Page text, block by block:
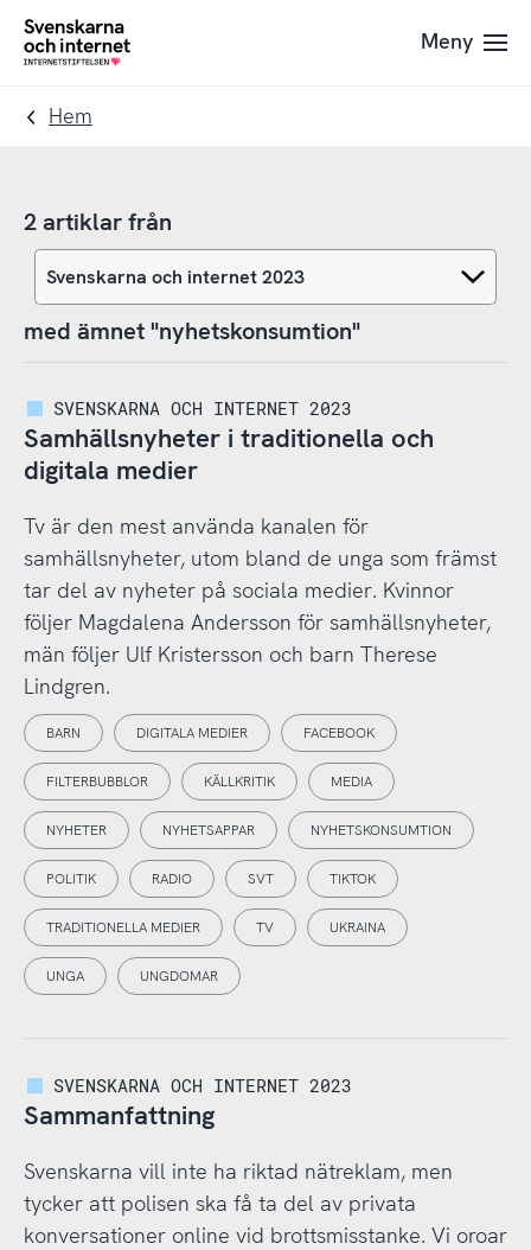
Till
navigation
Till
innehåll
To
Meny
Hem
2 artiklar från
med ämnet "nyhetskonsumtion"
SVENSKARNA OCH INTERNET 2023
Samhällsnyheter i traditionella och
digitala medier
Tv är den mest använda kanalen för
samhällsnyheter, utom bland de unga som främst
tar del av nyheter på sociala medier. Kvinnor
följer Magdalena Andersson för samhällsnyheter,
män följer Ulf Kristersson och barn Therese
Lindgren.
BARN DIGITALA MEDIER FACEBOOK
FILTERBUBBLOR KÄLLKRITIK MEDIA
NYHETER NYHETSAPPAR NYHETSKONSUMTION
POLITIK RADIO SVT TIKTOK
TRADITIONELLA MEDIER TV UKRAINA
UNGA UNGDOMAR
SVENSKARNA OCH INTERNET 2023
Sammanfattning
Svenskarna vill inte ha riktad nätreklam, men
tycker att polisen ska få ta del av privata
konversationer online vid brottsmisstanke. Vi oroar